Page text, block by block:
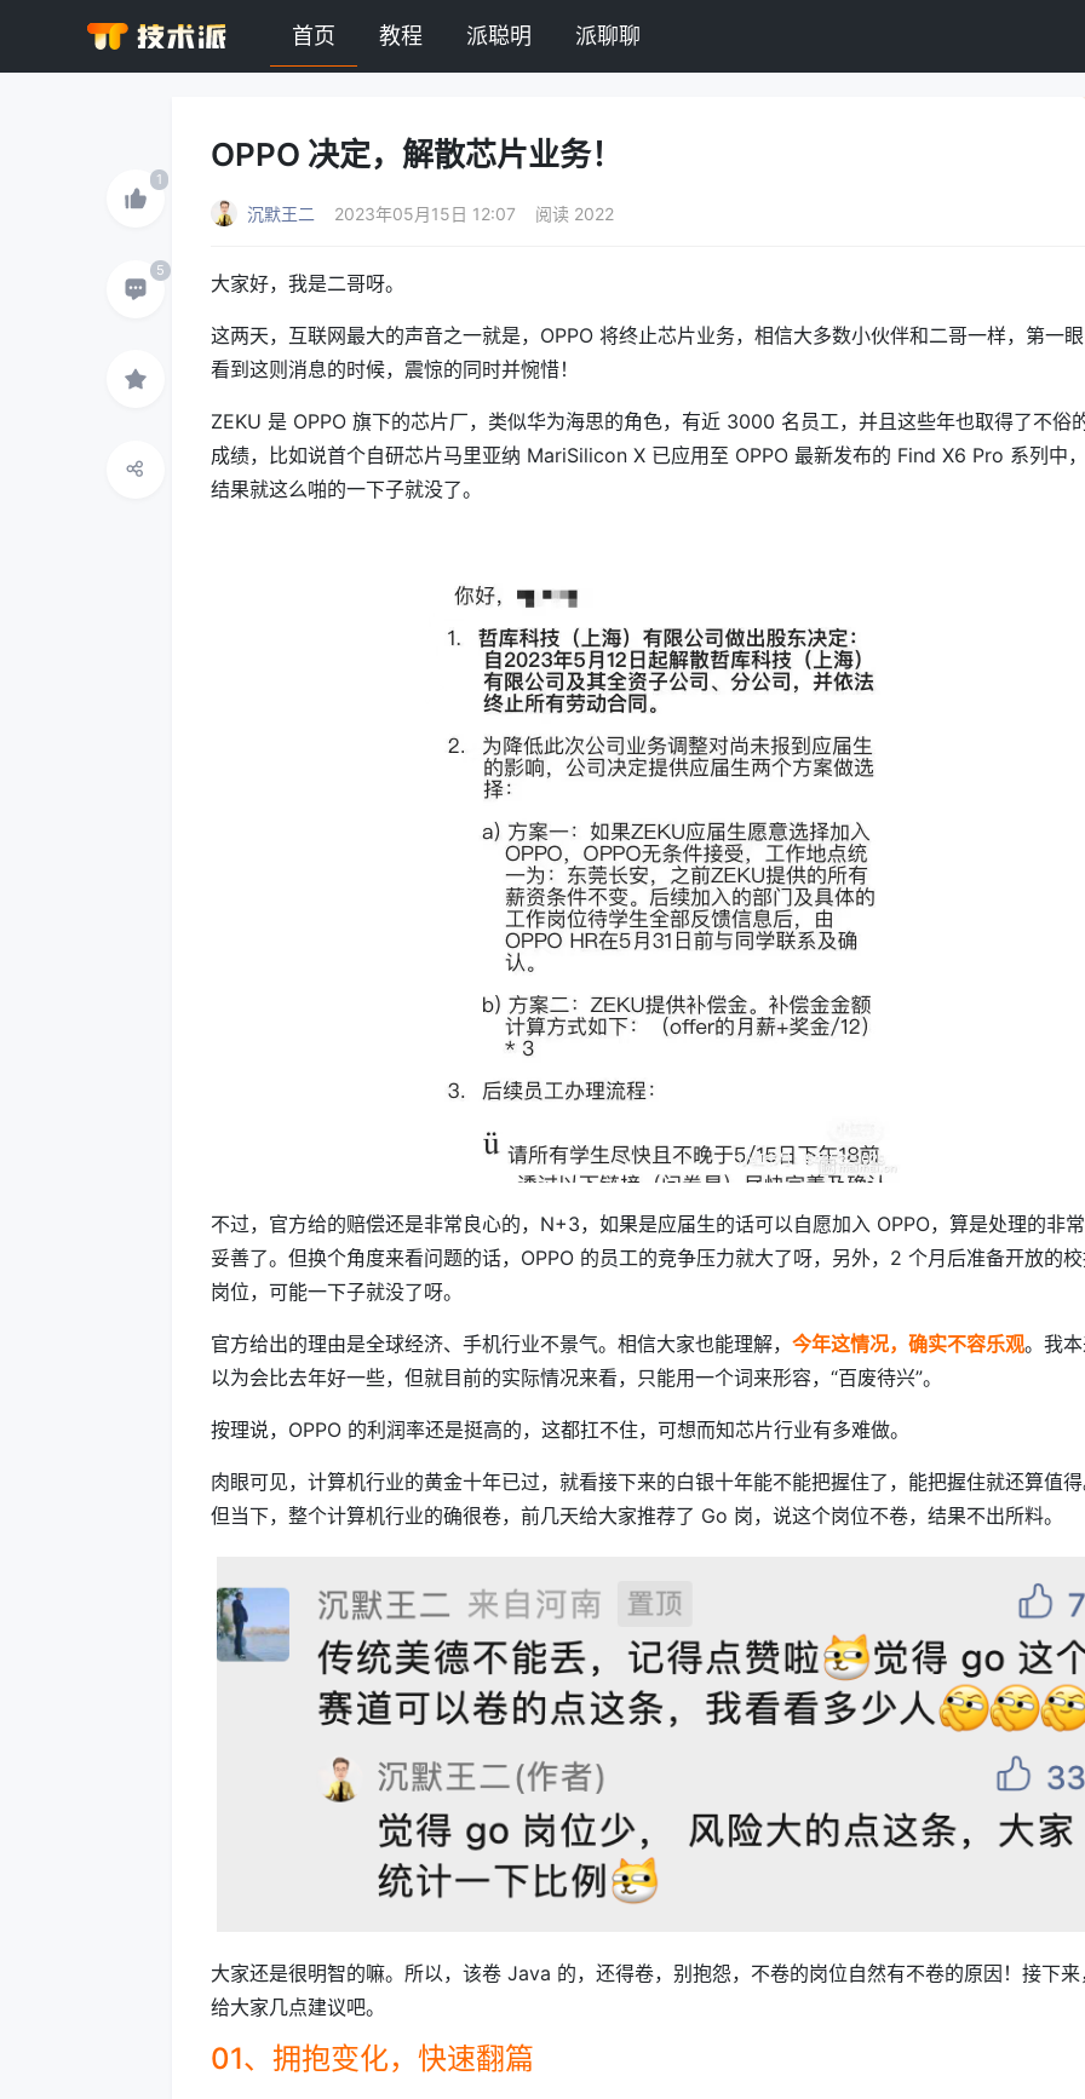
首页 教程 派聪明 派聊聊
OPPO 决定，解散芯片业务！
沉默王二 2023年05月15日 12:07 阅读 2022
大家好，我是二哥呀。
这两天，互联网最大的声音之一就是，OPPO 将终止芯片业务，相信大多数小伙伴和二哥一样，第一眼
看到这则消息的时候，震惊的同时并惋惜！
ZEKU 是 OPPO 旗下的芯片厂，类似华为海思的角色，有近 3000 名员工，并且这些年也取得了不俗
成绩，比如说首个自研芯片马里亚纳 MariSilicon X 已应用至 OPPO 最新发布的 Find X6 Pro 系列中
结果就这么啪的一下子就没了。
不过，官方给的赔偿还是非常良心的，N+3，如果是应届生的话可以自愿加入 OPPO，算是处理的非常
妥善了。但换个角度来看问题的话，OPPO 的员工的竞争压力就大了呀，另外，2 个月后准备开放的
岗位，可能一下子就没了呀。
官方给出的理由是全球经济、手机行业不景气。相信大家也能理解， 今年这情况，确实不容乐观。我
以为会比去年好一些，但就目前的实际情况来看，只能用一个词来形容，“百废待兴”。
按理说，OPPO 的利润率还是挺高的，这都扛不住，可想而知芯片行业有多难做。
肉眼可见，计算机行业的黄金十年已过，就看接下来的白银十年能不能把握住了，能把握住就还算值
但当下，整个计算机行业的确很卷，前几天给大家推荐了 Go 岗，说这个岗位不卷，结果不出所料。
大家还是很明智的嘛。所以，该卷 Java 的，还得卷，别抱怨，不卷的岗位自然有不卷的原因！接下来
给大家几点建议吧。
01、拥抱变化，快速翻篇